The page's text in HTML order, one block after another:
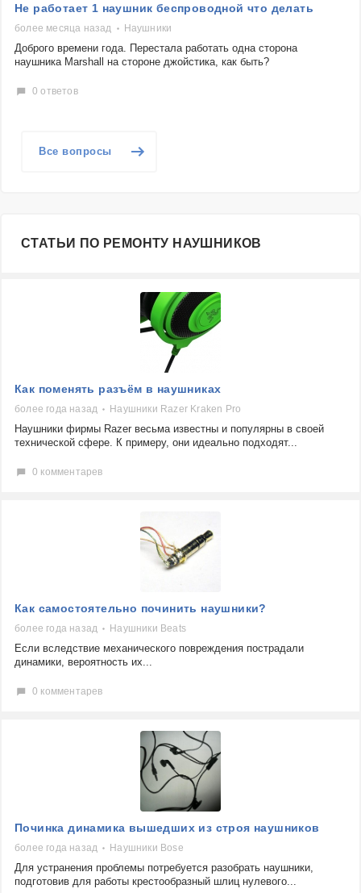
Не работает 1 наушник беспроводной что делать
более месяца назад Наушники
Доброго времени года. Перестала работать одна сторона
наушника Marshall на стороне джойстика, как быть?
0 ответов
Все вопросы
СТАТЬИ ПО РЕМОНТУ НАУШНИКОВ
Как поменять разъём в наушниках
более года назад Наушники Razer Kraken Pro
Наушники фирмы Razer весьма известны и популярны в своей
технической сфере. К примеру, они идеально подходят...
0 комментарев
Как самостоятельно починить наушники?
более года назад Наушники Beats
Если вследствие механического повреждения пострадали
динамики, вероятность их...
0 комментарев
Починка динамика вышедших из строя наушников
более года назад Наушники Bose
Для устранения проблемы потребуется разобрать наушники,
подготовив для работы крестообразный шлиц нулевого...